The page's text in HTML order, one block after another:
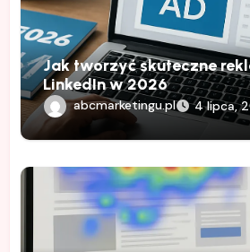
Jak tworzyć skuteczne
LinkedIn w 2026
abcmarketingu.pl 4 lipca,